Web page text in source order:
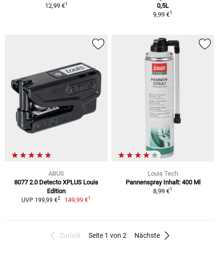
12,99 €1
0,5L
9,99 €1
ABUS
8077 2.0 Detecto XPLUS Louis
Edition
UVP 199,99 €2 149,99 €1
Louis Tech
Pannenspray Inhalt: 400 Ml
8,99 €1
Zurück Seite 1 von 2 Nächste